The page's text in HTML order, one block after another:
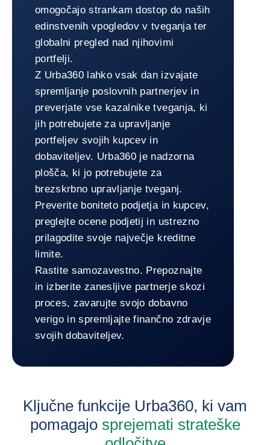
omogočajo strankam dostop do naših
edinstvenih vpogledov v tveganja ter
globalni pregled nad njihovimi
portfelji.
Z Urba360 lahko vsak dan izvajate
spremljanje poslovnih partnerjev in
preverjate vse kazalnike tveganja, ki
jih potrebujete za upravljanje
portfeljev svojih kupcev in
dobaviteljev. Urba360 je nadzorna
plošča, ki jo potrebujete za
brezskrbno upravljanje tveganj.
Preverite boniteto podjetja in kupcev,
preglejte ocene podjetij in ustrezno
prilagodite svoje največje kreditne
limite.
Rastite samozavestno. Prepoznajte
in izberite zanesljive partnerje skozi
proces, zavarujte svojo dobavno
verigo in spremljajte finančno zdravje
svojih dobaviteljev.
Ključne funkcije Urba360, ki vam
pomagajosprejemati strateške